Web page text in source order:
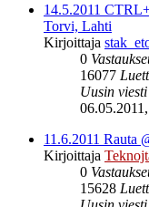
14.5.2011
Torvi, Lahti
Kirjoittaja
0
16077
Uusin viesti
11.6.2011 Rauta
Kirjoittaja
0
15628